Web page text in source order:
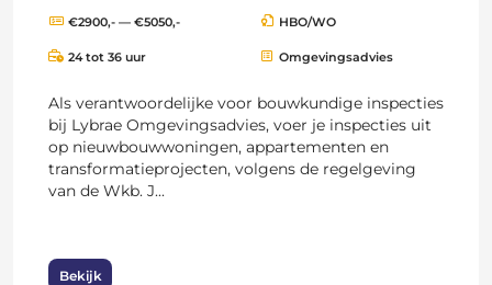
€2900,- — €5050,- HBO/WO
24 tot 36 uur Omgevingsadvies
Als verantwoordelijke voor bouwkundige inspecties
bij Lybrae Omgevingsadvies, voer je inspecties uit
op nieuwbouwwoningen, appartementen en
transformatieprojecten, volgens de regelgeving
van de Wkb. J...
Bekijk